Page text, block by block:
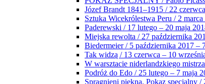
Józef Brandt 1841–1915 / 22
Sztuka Wicekrólestwa Peru / 2
Paderewski / 17 lutego – 20 maja
Miejska rewolta / 27 października
Biedermeier / 5 października 2017 –
Tak widzą / 13 czerwca – 10
W warsztacie niderlandzkiego
Podróż do Edo / 25 lutego – 7 maja
Spragnieni piękna. Pokaz specjalny